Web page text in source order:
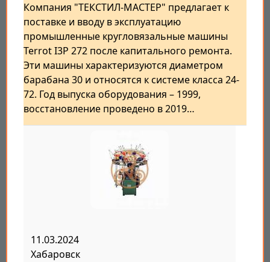
Компания "ТЕКСТИЛ-МАСТЕР" предлагает к
поставке и вводу в эксплуатацию
промышленные кругловязальные машины
Terrot I3P 272 после капитального ремонта.
Эти машины характеризуются диаметром
барабана 30 и относятся к системе класса 24-
72. Год выпуска оборудования – 1999,
восстановление проведено в 2019…
11.03.2024
Хабаровск